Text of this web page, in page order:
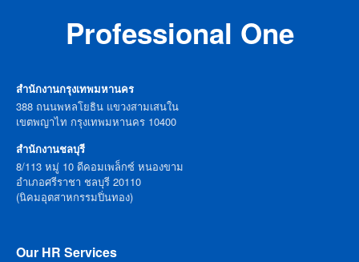
Professional One
สำนักงานกรุงเทพมหานคร
388 ถนนพหลโยธิน แขวงสามเสนใน
เขตพญาไท กรุงเทพมหานคร 10400
สำนักงานชลบุรี
8/113 หมู่ 10 ดีคอมเพล็กซ์ หนองขาม
อำเภอศรีราชา ชลบุรี 20110
(นิคมอุตสาหกรรมปิ่นทอง)
Our HR Services